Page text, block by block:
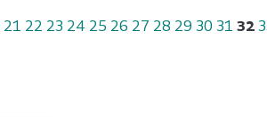
21 22 23 24 25 26 27 28 29 30 31 32